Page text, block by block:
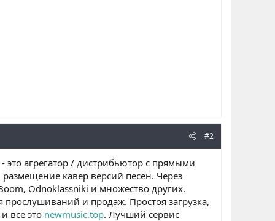
#2
- это агрегатор / дистрибьютор с прямыми
кавер версий песен. Через
Odnoklassniki и множество других.
и продаж. Простоя загрузка,
все это newmusic.top. Лучший сервис